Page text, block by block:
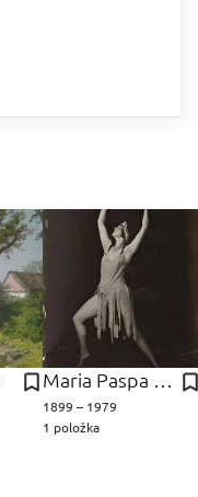
Maria Paspa Karel
1899 – 1979
1 položka